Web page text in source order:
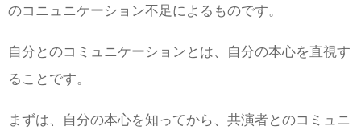
のコニュニケーション不足によるものです。
自分とのコミュニケーションとは、自分の本心を直視す
ることです。
まずは、自分の本心を知ってから、共演者とのコミュニ